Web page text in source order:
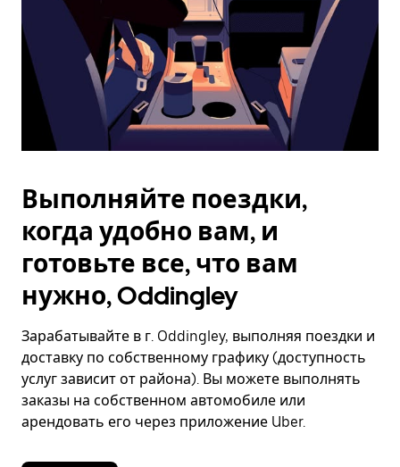
Выполняйте поездки,
когда удобно вам, и
готовьте все, что вам
нужно, Oddingley
Зарабатывайте в г. Oddingley, выполняя поездки и
доставку по собственному графику (доступность
услуг зависит от района). Вы можете выполнять
заказы на собственном автомобиле или
арендовать его через приложение Uber.